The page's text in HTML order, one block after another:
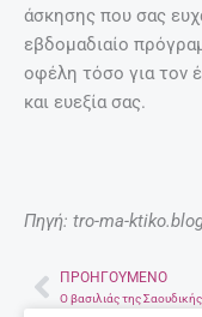
άσκησης που σας
εβδομαδιαίο
οφέλη τόσο για τον
και ευεξία σας.
Πηγή: tro-ma-
Prev
ΠΡΟΗΓΟΎΜΕΝΟ